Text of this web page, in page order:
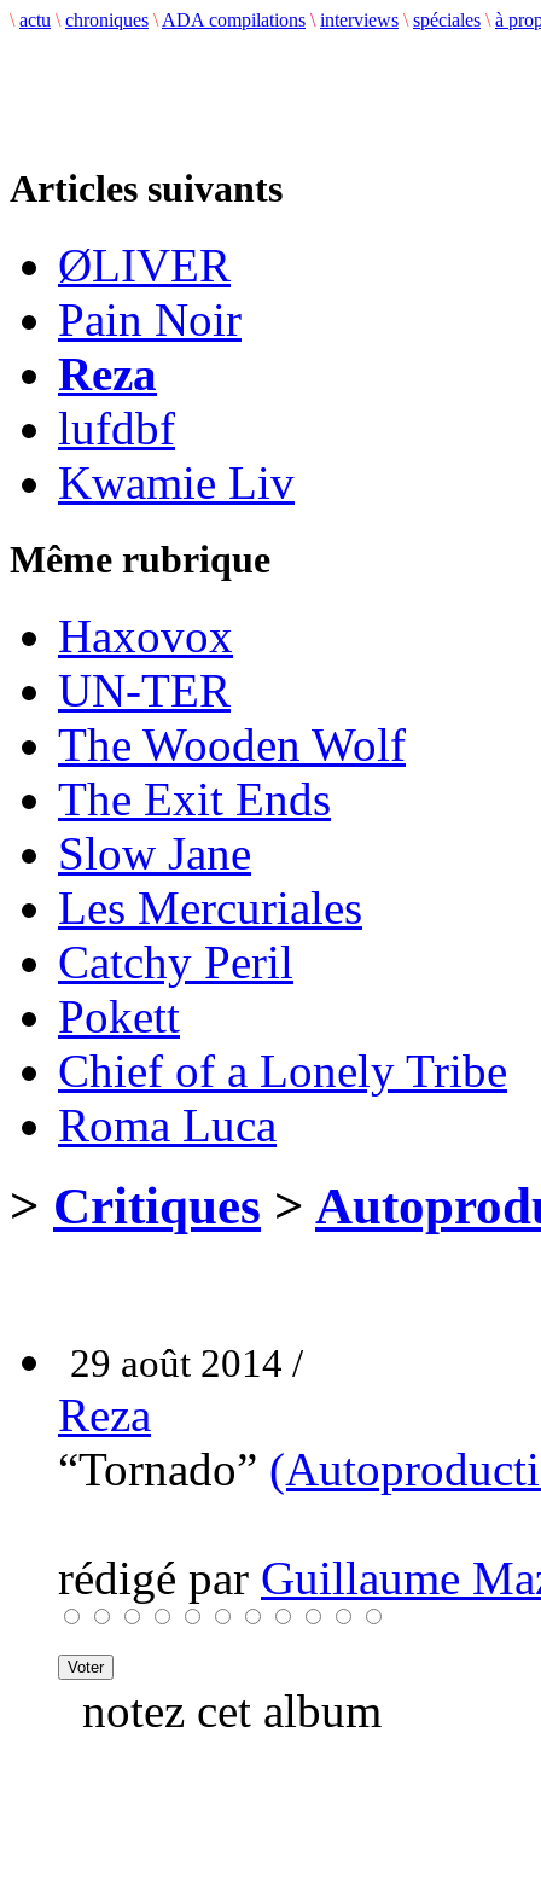
\ actu \ chroniques \ ADA compilations \ interviews \ spéciales \ à
Articles suivants
ØLIVER
Pain Noir
Reza
lufdbf
Kwamie Liv
Même rubrique
Haxovox
UN-TER
The Wooden Wolf
The Exit Ends
Slow Jane
Les Mercuriales
Catchy Peril
Pokett
Chief of a Lonely Tribe
Roma Luca
> Critiques >
29 août 2014 /
Reza
“Tornado”
rédigé par Guillaume
notez cet album